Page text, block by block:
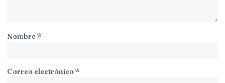
Nombre*
Correo electrónico*